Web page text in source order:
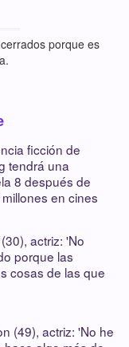
porque es
ficción de
tendrá una
8 después de
en cines
actriz: 'No
porque las
cosas de las que
(49), actriz: 'No he